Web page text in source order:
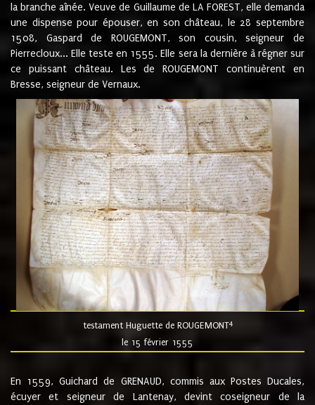
la branche aînée. Veuve de Guillaume de LA FOREST, elle demanda
une dispense pour épouser, en son château, le 28 septembre
1508, Gaspard de ROUGEMONT, son cousin, seigneur de
Pierrecloux... Elle teste en 1555. Elle sera la dernière à régner sur
ce puissant château. Les de ROUGEMONT continuèrent en
Bresse, seigneur de Vernaux.
testament Huguette de ROUGEMONT4
le 15 février 1555
En 1559, Guichard de GRENAUD, commis aux Postes Ducales,
écuyer et seigneur de Lantenay, devint coseigneur de la